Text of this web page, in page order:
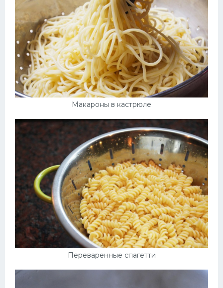
Макароны в кастрюле
Переваренные спагетти